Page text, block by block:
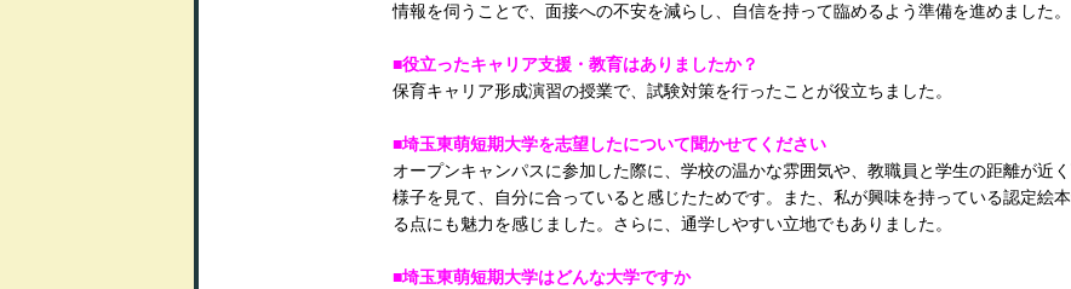
情報を伺うことで、面接への不安を減らし、自信を持って臨めるよう準備を進めました。
■役立ったキャリア支援・教育はありましたか？
保育キャリア形成演習の授業で、試験対策を行ったことが役立ちました。
■埼玉東萌短期大学を志望したについて聞かせてください
オープンキャンパスに参加した際に、学校の温かな雰囲気や、教職員と学生の距離が近
様子を見て、自分に合っていると感じたためです。また、私が興味を持っている認定絵
る点にも魅力を感じました。さらに、通学しやすい立地でもありました。
■埼玉東萌短期大学はどんな大学ですか